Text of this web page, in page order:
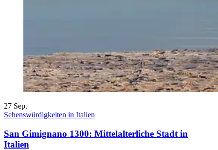
27 Sep.
Sehenswürdigkeiten in Italien
San Gimignano 1300: Mittelalterliche Stadt in
Italien